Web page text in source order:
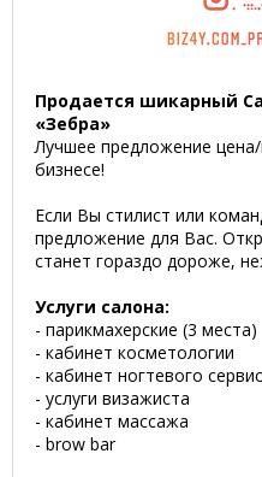
Продается шикарный
«Зебра»
Лучшее предложение
бизнесе!
Если Вы стилист или
предложение для Вас.
станет гораздо дороже,
Услуги салона:
- парикмахерские (3 места)
- кабинет косметологии
- кабинет ногтевого
- услуги визажиста
- кабинет массажа
- brow bar